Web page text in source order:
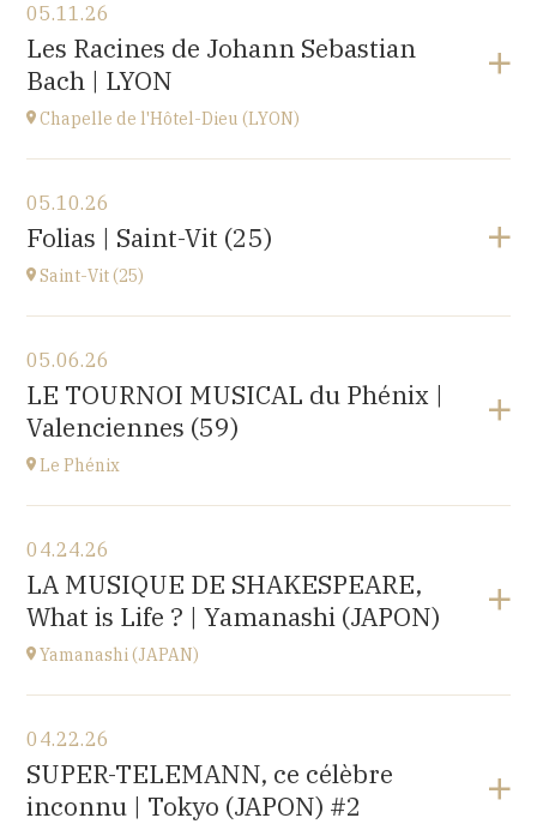
Église réformée Saint-Nicolas-de-Myre de
Rougemont,
route de Flendruz 1, 1659 Rougemont, SUISSE
20H00
Go to site
05.11.26
Les Racines de Johann Sebastian
Bach | LYON
Chapelle de l'Hôtel-Dieu (LYON)
chapelle de l'Hôtel-Dieu,
1 place de l'hôpital, 69002 Lyon
at20H30
05.10.26
Folias | Saint-Vit (25)
Saint-Vit (25)
Salle multi-activités (du pôle scolaire Les Prés-Verts)
3 rue du Partage, 25410 Saint-Vit
at17H00
05.06.26
LE TOURNOI MUSICAL du Phénix |
Valenciennes (59)
Le Phénix
Le Phénix, Grand Théâtre, scène nationale (59)
Boulevard Harpignies, 59301 Valenciennes
at19H00
Go to site
04.24.26
LA MUSIQUE DE SHAKESPEARE,
What is Life ? | Yamanashi (JAPON)
Yamanashi (JAPAN)
Yamanashi (JAPAN)
Kofu-City
at19H30
04.22.26
SUPER-TELEMANN, ce célèbre
inconnu | Tokyo (JAPON) #2